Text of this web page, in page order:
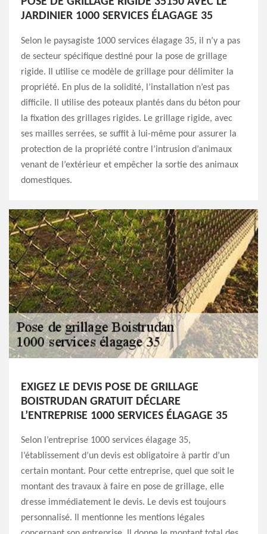
JARDINIER 1000 SERVICES ÉLAGAGE 35
Selon le paysagiste 1000 services élagage 35, il n’y a pas
de secteur spécifique destiné pour la pose de grillage
rigide. Il utilise ce modèle de grillage pour délimiter la
propriété. En plus de la solidité, l’installation n’est pas
difficile. Il utilise des poteaux plantés dans du béton pour
la fixation des grillages rigides. Le grillage rigide, avec
ses mailles serrées, se suffit à lui-même pour assurer la
protection de la propriété contre l’intrusion d’animaux
venant de l’extérieur et empêcher la sortie des animaux
domestiques.
EXIGEZ LE DEVIS POSE DE GRILLAGE
BOISTRUDAN GRATUIT DÉCLARE
L’ENTREPRISE 1000 SERVICES ÉLAGAGE 35
Selon l’entreprise 1000 services élagage 35,
l’établissement d’un devis est obligatoire à partir d’un
certain montant. Pour cette entreprise, quel que soit le
montant des travaux à faire en pose de grillage, elle
dresse immédiatement le devis. Le devis est toujours
personnalisé. Il mentionne les mentions légales